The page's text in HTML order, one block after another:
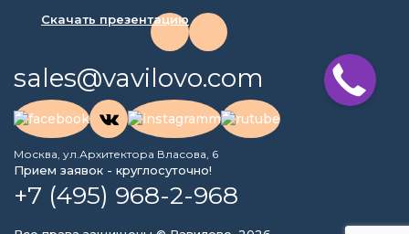
Скачать презентацию
sales@vavilovo.com
Москва, ул.Архитектора Власова, 6
Прием заявок - круглосуточно!
+7 (495) 968-2-968